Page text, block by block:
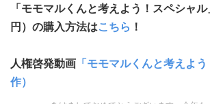
「モモマルくんと考えよう！スペシャ
円）の購入方法はこちら ！
人権啓発動画 「モモマルくんと考えよ
作）